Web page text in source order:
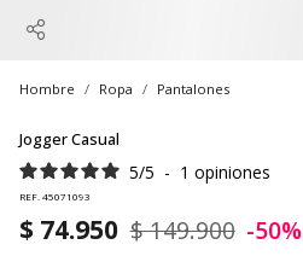
Hombre Ropa Pantalones
Jogger Casual
5/5 - 1 opiniones
REF. 45071093
$ 74.950 $ 149.900 -50%